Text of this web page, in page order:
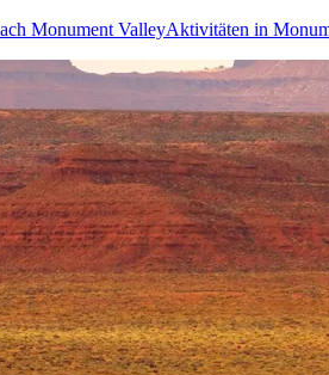
Monument ValleyAktivitäten in